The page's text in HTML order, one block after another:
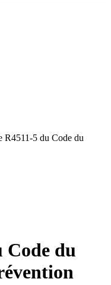
R4511-5 du Code du
Code du